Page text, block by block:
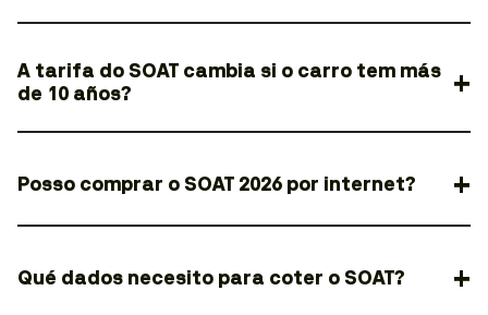
A tarifa do SOAT cambia si o carro tem más
de 10 años?
Posso comprar o SOAT 2026 por internet?
Qué dados necesito para coter o SOAT?